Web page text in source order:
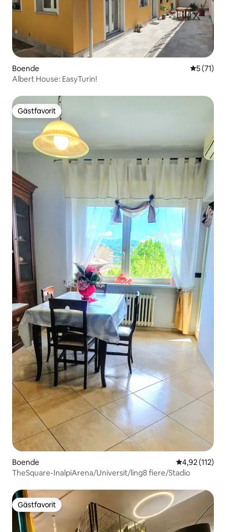
Boende 5 av 5 i
5 (71)
Albert House: EasyTurin!
Gästfavorit
Gästfavorit
Boende 4,92 av 5 i
4,92 (112)
TheSquare-InalpiArena/Universit/ling8 fiere/Stadio
Gästfavorit
Gästfavorit